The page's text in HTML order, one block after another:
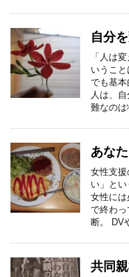
自分
「人は
いうこ
でも基
人は、
難なの
あな
女性支
い」と
女性に
で終わっ
断。 DV
共同